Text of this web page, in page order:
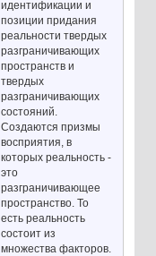
идентификации и
позиции придания
реальности твердых
разграничивающих
пространств и
твердых
разграничивающих
состояний.
Создаются призмы
восприятия, в
которых реальность -
это
разграничивающее
пространство. То
есть реальность
состоит из
множества факторов.